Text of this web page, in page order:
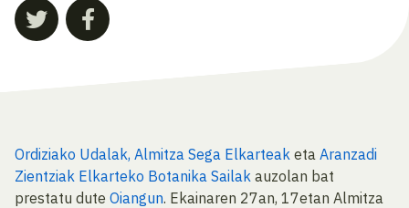
Ordiziako Udalak, Almitza Sega Elkarteak eta Aranzadi
Zientziak Elkarteko Botanika Sailak auzolan bat
prestatu dute Oiangun. Ekainaren 27an, 17etan Almitza